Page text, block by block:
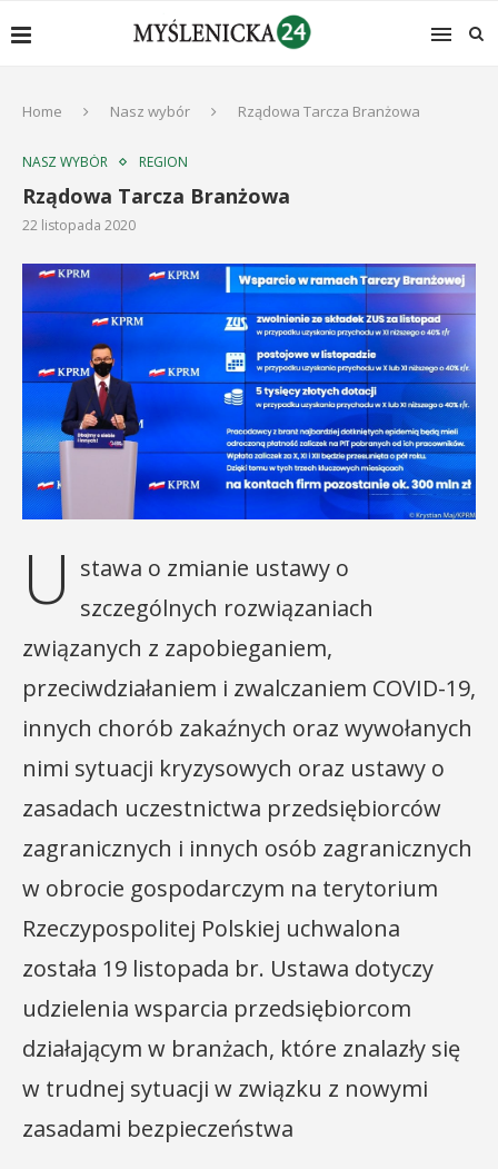
Home Nasz wybór Rządowa Tarcza Branżowa
NASZ WYBÓR REGION
Rządowa Tarcza Branżowa
22 listopada 2020
U stawa o zmianie ustawy o
szczególnych rozwiązaniach
związanych z zapobieganiem,
przeciwdziałaniem i zwalczaniem COVID-19,
innych chorób zakaźnych oraz wywołanych
nimi sytuacji kryzysowych oraz ustawy o
zasadach uczestnictwa przedsiębiorców
zagranicznych i innych osób zagranicznych
w obrocie gospodarczym na terytorium
Rzeczypospolitej Polskiej uchwalona
została 19 listopada br. Ustawa dotyczy
udzielenia wsparcia przedsiębiorcom
działającym w branżach, które znalazły się
w trudnej sytuacji w związku z nowymi
zasadami bezpieczeństwa